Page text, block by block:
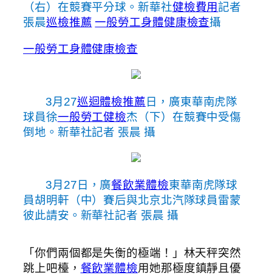
（右）在競賽平分球。新華社健檢費用記者
張晨巡檢推薦 一般勞工身體健康檢查攝
一般勞工身體健康檢查
3月27巡迴體檢推薦 日，廣東華南虎隊
球員徐一般勞工健檢杰（下）在競賽中受傷
倒地。新華社記者 張晨 攝
3月27日，廣餐飲業體檢東華南虎隊球
員胡明軒（中）賽后與北京北汽隊球員雷蒙
彼此請安。新華社記者 張晨 攝
「你們兩個都是失衡的極端！」林天秤突然
跳上吧檯， 餐飲業體檢用她那極度鎮靜且優